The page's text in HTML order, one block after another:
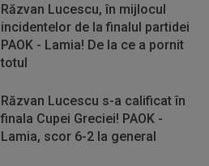
Răzvan Lucescu, în mijlocul
incidentelor de la finalul partidei
PAOK - Lamia! De la ce a pornit
totul
Răzvan Lucescu s-a calificat în
finala Cupei Greciei! PAOK -
Lamia, scor 6-2 la general